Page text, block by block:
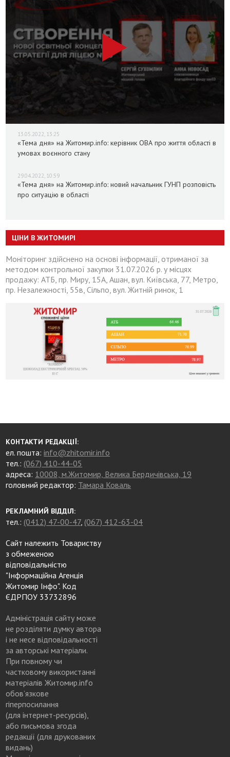
13.05.2022, 13:25
«Тема дня» на Житомир.info: керівник ОВА про життя області в
умовах воєнного стану
29.04.2022, 10:59
«Тема дня» на Житомир.info: новий начальник ГУНП розповість
про ситуацію в області
ЦІНИ В ЖИТОМИРІ
Моніторинг здійснено на основі інформації, отриманої за
методом контрольної закупки 31.07.2026 р. у місцях
продажу: АТБ, пр. Миру, 15А, Ашан, вул. Київська, 77, Метро,
пр. Незалежності, 55в, Сільпо, вул. Житній ринок, 1
КОНТАКТИ РЕДАКЦІЇ:
ел. пошта:info@zhitomir.info
тел.: (067) 410-44-05
адреса: 10008, м.Житомир, Велика Бердичівська, 19
головний редактор: Тамара Коваль
РЕКЛАМНИЙ ВІДДІЛ:
тел.: (0412) 47-00-47, (067) 412-63-04
Сайт належить Товариству
з обмеженою
відповідальністю
"Інформаційна Агенція
Житомир Інфо". Код
ЄДРПОУ 33732896
Адміністрація сайту може
не розділяти думку автора
і не несе відповідальності
за авторські матеріали.
При повному чи
частковому використанні
матеріалів Житомир.info
обов’язкове
гіперпосилання
(для інтернет-ресурсів),
або письмова згода
редакції (для друкованих
видань)